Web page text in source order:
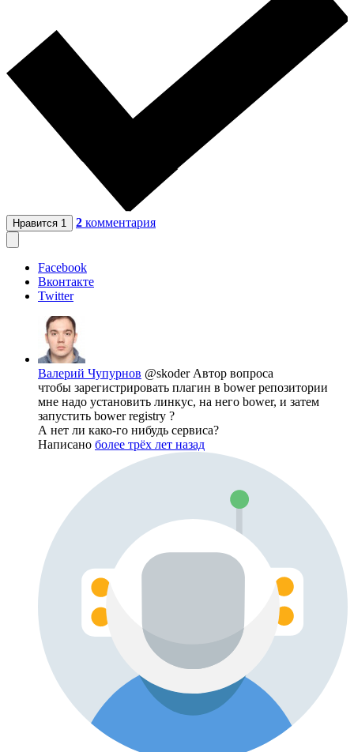
Нравится 1 2 комментария
Facebook
Вконтакте
Twitter
Валерий Чупурнов @skoder Автор вопроса
чтобы зарегистрировать плагин в bower репозитории
мне надо установить линкус, на него bower, и затем
запустить bower registry ?
А нет ли како-го нибудь сервиса?
Написано более трёх лет назад